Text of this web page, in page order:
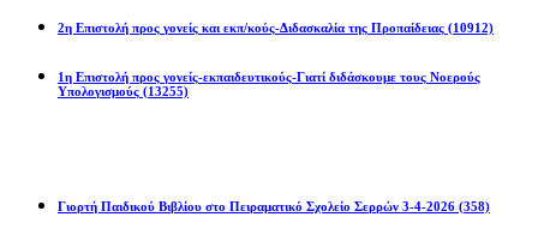
2η Eπιστολή προς γονείς και εκπ/κούς-Διδασκαλία της Προπαίδειας (10912)
1η Επιστολή προς γονείς-εκπαιδευτικούς-Γιατί διδάσκουμε τους Νοερούς
Υπολογισμούς (13255)
Γιορτή Παιδικού Βιβλίου στο Πειραματικό Σχολείο Σερρών 3-4-2026 (358)